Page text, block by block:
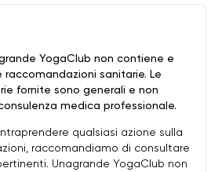
YogaClub non contiene e
sanitarie. Le
fornite sono generali e non
medica professionale.
qualsiasi azione sulla
raccomandiamo di consultare
Unagrande YogaClub non